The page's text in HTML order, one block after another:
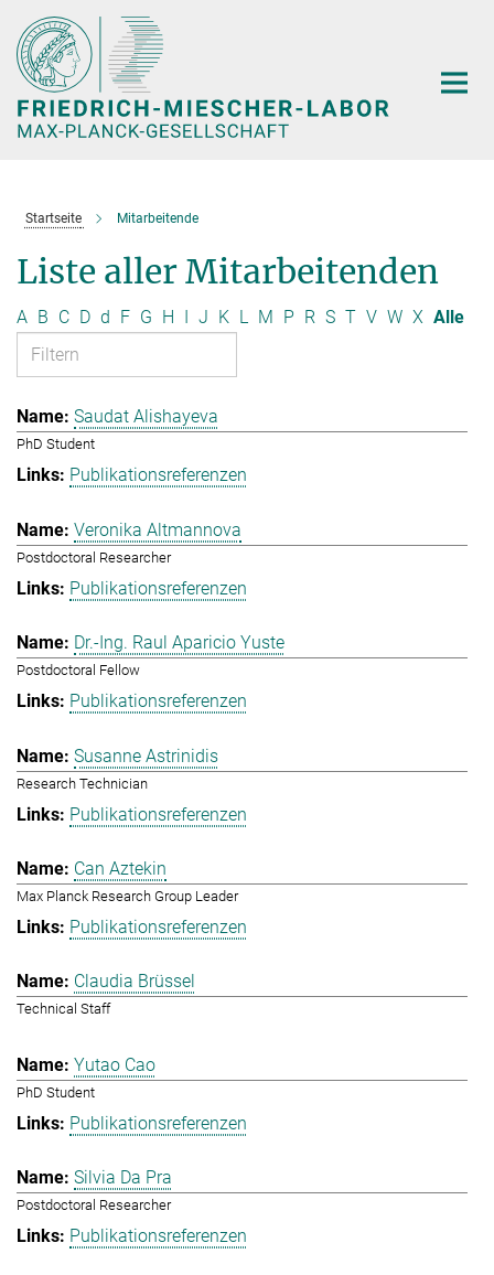
Hauptinhalt
Startseite Mitarbeitende
Liste aller Mitarbeitenden
A B C D d F G H I J K L M P R S T V W X Alle
Saudat Alishayeva
PhD Student
Publikationsreferenzen
Veronika Altmannova
Postdoctoral Researcher
Publikationsreferenzen
Dr.-Ing. Raul Aparicio Yuste
Postdoctoral Fellow
Publikationsreferenzen
Susanne Astrinidis
Research Technician
Publikationsreferenzen
Can Aztekin
Max Planck Research Group Leader
Publikationsreferenzen
Claudia Brüssel
Technical Staff
Yutao Cao
PhD Student
Publikationsreferenzen
Silvia Da Pra
Postdoctoral Researcher
Publikationsreferenzen